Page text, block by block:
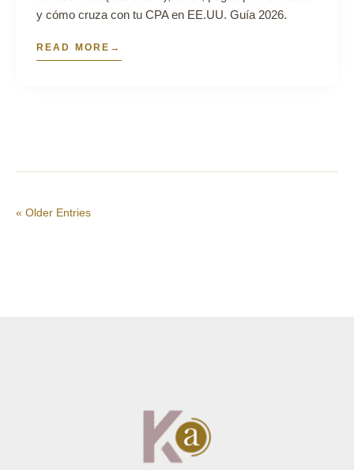
y cómo cruza con tu CPA en EE.UU. Guía 2026.
READ MORE
« Older Entries